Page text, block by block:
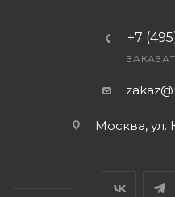
+7
Москва, ул.